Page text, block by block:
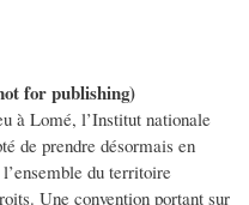
for publishing)
à Lomé, l’Institut nationale
de prendre désormais en
du territoire
Une convention portant sur